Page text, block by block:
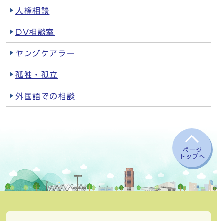
人権相談
DV相談室
ヤングケアラー
孤独・孤立
外国語での相談
ページ
トップへ